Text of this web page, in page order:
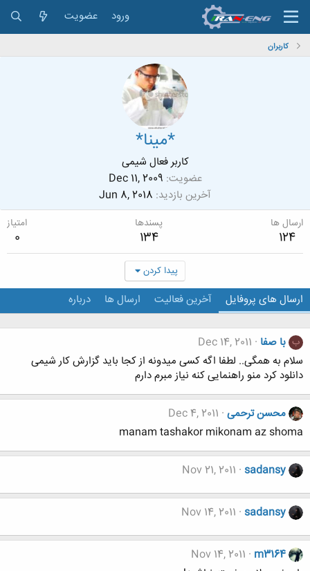
ورود عضویت
کاربران
*مینا*
کاربر فعال شیمی
عضویت Dec 11, 2009
آخرین بازدید Jun 8, 2018
ارسال ها
124
پسندها
134
امتیاز
0
پیدا کردن
ارسال های پروفایل آخرین فعالیت ارسال ها درباره
ب با صفا Dec 14, 2011
سلام به همگی.. لطفا اگه کسی میدونه از کجا باید گزارش کار شیمی
دانلود کرد منو راهنمایی کنه نیاز مبرم دارم
محسن ترحمی Dec 4, 2011
manam tashakor mikonam az shoma
sadansy
Nov 21, 2011
sadansy
Nov 14, 2011
m3164
Nov 14, 2011